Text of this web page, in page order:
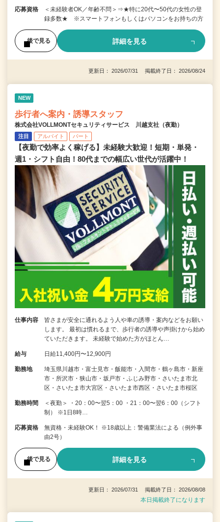
応募資格
＜未経験者OK／年齢不問＞⇒★特に20代〜50代の女性の登
録多数★ ※スマートフォンもしくはパソコンをお持ちの方
後で見る 詳細を見る
更新日： 2026/07/31 掲載終了日： 2026/08/24
NEW
歩行者へ案内・誘導スタッフ
株式会社VOLLMONTセキュリティサービス 川越支社（夜勤）
注目 アルバイト パート
【夜勤で効率よく稼げる】未経験大歓迎！短期・単発・
週1・シフト自由！80代までの幅広い世代が活躍中！
仕事内容
皆さまが安全に通れるよう人や車の誘導・案内などをお願い
します。 最初は慣れるまで、歩行者の誘導や声掛けから始め
ていただきます。 未経験で始めた方がほとん…
給与 日給11,400円〜12,900円
勤務地
埼玉県川越市・富士見市・飯能市・入間市・鶴ヶ島市・新座
市・所沢市・狭山市・坂戸市・ふじみ野市・さいたま市北
区・さいたま市大宮区・さいたま市西区・さいたま市桜区
勤務時間
＜夜勤＞ ・20：00〜翌5：00 ・21：00〜翌6：00（シフト
制） ※1日8時…
応募資格
無資格・未経験OK！ ※18歳以上：警備業法による（例外事
由2号）
後で見る 詳細を見る
更新日： 2026/07/31 掲載終了日： 2026/08/08
本日掲載終了になります